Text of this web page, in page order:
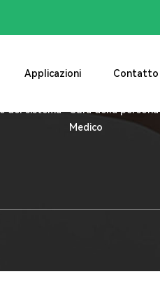
Applicazioni Contatto
del sistema
Sport
Cura della persona
Medico